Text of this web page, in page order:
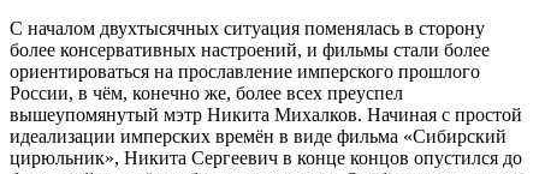
С началом двухтысячных ситуация поменялась в сторону
более консервативных настроений, и фильмы стали более
ориентироваться на прославление имперского прошлого
России, в чём, конечно же, более всех преуспел
вышеупомянутый мэтр Никита Михалков. Начиная с простой
идеализации имперских времён в виде фильма «Сибирский
цирюльник», Никита Сергеевич в конце концов опустился до